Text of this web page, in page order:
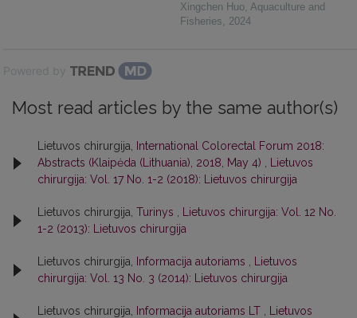
Xingchen Huo, Aquaculture and
Fisheries, 2024
Powered by
Most read articles by the same author(s)
Lietuvos chirurgija,
International Colorectal Forum 2018:
Abstracts (Klaipėda (Lithuania), 2018, May 4)
Lietuvos
chirurgija: Vol. 17 No. 1-2 (2018): Lietuvos chirurgija
Lietuvos chirurgija, Turinys
Lietuvos chirurgija: Vol. 12 No.
1-2 (2013): Lietuvos chirurgija
Lietuvos chirurgija, Informacija autoriams
Lietuvos
chirurgija: Vol. 13 No. 3 (2014): Lietuvos chirurgija
Lietuvos chirurgija, Informacija autoriams LT
Lietuvos